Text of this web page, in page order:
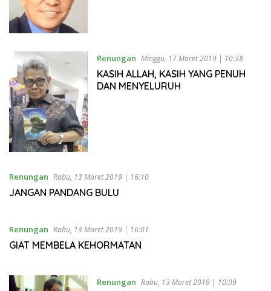
Renungan Minggu, 17 Maret 2019 | 10:38
KASIH ALLAH, KASIH YANG PENUH
DAN MENYELURUH
Renungan Rabu, 13 Maret 2019 | 16:10
JANGAN PANDANG BULU
Renungan Rabu, 13 Maret 2019 | 16:01
GIAT MEMBELA KEHORMATAN
Renungan Rabu, 13 Maret 2019 | 10:09